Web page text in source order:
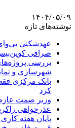
۱۴۰۴/۰۵/۰۹
نوشته‌های تازه
عهدشکنی
صرافی کوین‌بیس معاملات ۶
بررسی
شهرسازی و
کرد
وزیر صمت
عذرخواهی
پایان هفته کاری